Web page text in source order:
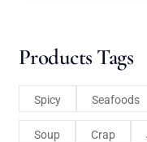
Products Tags
Spicy Seafoods
Soup Crap